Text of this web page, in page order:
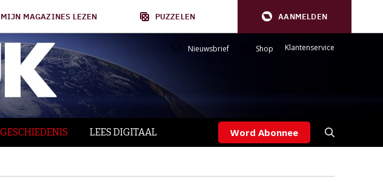
MIJN MAGAZINES LEZEN PUZZELEN AANMELDEN
Nieuwsbrief Shop Klantenservice
GESCHIEDENIS LEES DIGITAAL Word Abonnee